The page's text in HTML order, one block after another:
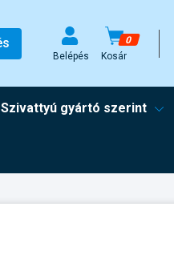
Belépés
0
Kosár
Szivattyú gyártó szerint